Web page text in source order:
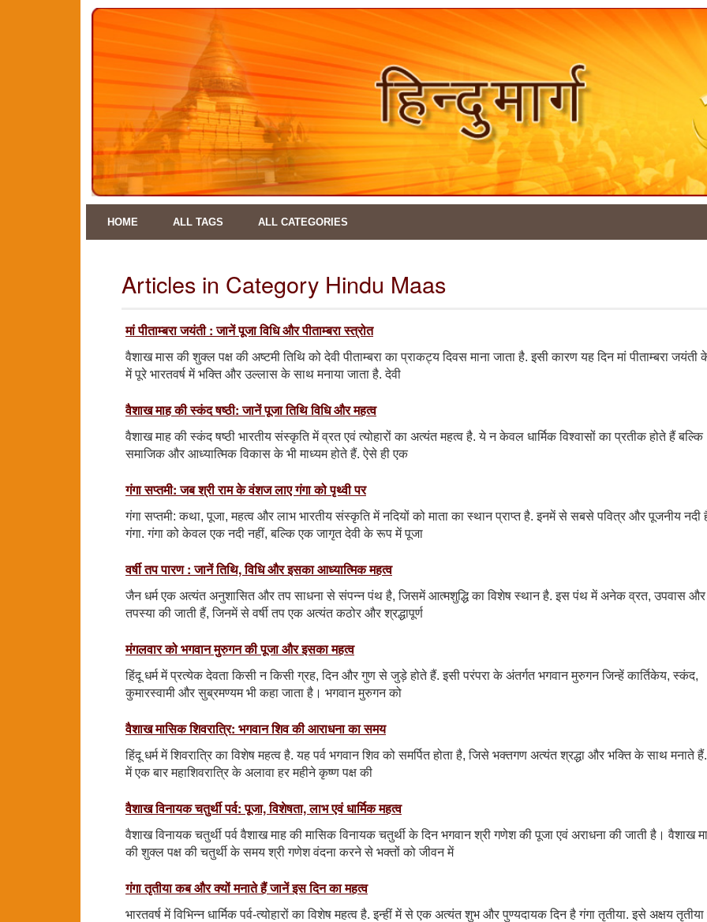
HOME ALL TAGS ALL CATEGORIES
Articles in Category Hindu Maas
मां पीताम्बरा जयंती : जानें पूजा विधि और पीताम्बरा स्त्रोत
वैशाख मास की शुक्ल पक्ष की अष्टमी तिथि को देवी पीताम्बरा का प्राकट्य दिवस माना जाता है. इसी कारण यह दिन मां पीताम्बरा
में पूरे भारतवर्ष में भक्ति और उल्लास के साथ मनाया जाता है. देवी
वैशाख माह की स्कंद षष्ठी: जानें पूजा तिथि विधि और महत्व
वैशाख माह की स्कंद षष्ठी भारतीय संस्कृति में व्रत एवं त्योहारों का अत्यंत महत्व है. ये न केवल धार्मिक विश्वासों का प्रतीक होते हैं बल्कि
समाजिक और आध्यात्मिक विकास के भी माध्यम होते हैं. ऐसे ही एक
गंगा सप्तमी: जब श्री राम के वंशज लाए गंगा को पृथ्वी पर
गंगा सप्तमी: कथा, पूजा, महत्व और लाभ भारतीय संस्कृति में नदियों को माता का स्थान प्राप्त है. इनमें से सबसे पवित्र और पूजनीय नदी
गंगा. गंगा को केवल एक नदी नहीं, बल्कि एक जागृत देवी के रूप में पूजा
वर्षी तप पारण : जानें तिथि, विधि और इसका आध्यात्मिक महत्व
जैन धर्म एक अत्यंत अनुशासित और तप साधना से संपन्न पंथ है, जिसमें आत्मशुद्धि का विशेष स्थान है. इस पंथ में अनेक व्रत, उपवास और
तपस्या की जाती हैं, जिनमें से वर्षी तप एक अत्यंत कठोर और श्रद्धापूर्ण
मंगलवार को भगवान मुरुगन की पूजा और इसका महत्व
हिंदू धर्म में प्रत्येक देवता किसी न किसी ग्रह, दिन और गुण से जुड़े होते हैं. इसी परंपरा के अंतर्गत भगवान मुरुगन जिन्हें कार्तिकेय, स्कंद,
कुमारस्वामी और सुब्रमण्यम भी कहा जाता है। भगवान मुरुगन को
वैशाख मासिक शिवरात्रि: भगवान शिव की आराधना का समय
हिंदू धर्म में शिवरात्रि का विशेष महत्व है. यह पर्व भगवान शिव को समर्पित होता है, जिसे भक्तगण अत्यंत श्रद्धा और भक्ति के साथ मनाते हैं.
में एक बार महाशिवरात्रि के अलावा हर महीने कृष्ण पक्ष की
वैशाख विनायक चतुर्थी पर्व: पूजा, विशेषता, लाभ एवं धार्मिक महत्व
वैशाख विनायक चतुर्थी पर्व वैशाख माह की मासिक विनायक चतुर्थी के दिन भगवान श्री गणेश की पूजा एवं अराधना की जाती है। वैशाख
की शुक्ल पक्ष की चतुर्थी के समय श्री गणेश वंदना करने से भक्तों को जीवन में
गंगा तृतीया कब और क्यों मनाते हैं जानें इस दिन का महत्व
भारतवर्ष में विभिन्न धार्मिक पर्व-त्योहारों का विशेष महत्व है. इन्हीं में से एक अत्यंत शुभ और पुण्यदायक दिन है गंगा तृतीया. इसे अक्षय तृतीया